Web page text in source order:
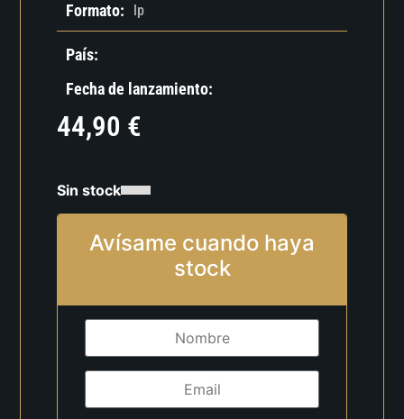
Formato: lp
País:
Fecha de lanzamiento:
44,90 €
Sin stock
Avísame cuando haya
stock